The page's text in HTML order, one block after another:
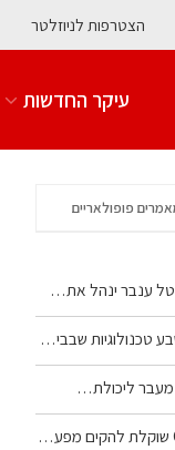
הצטרפות לניוזלטר
עיקר החדשות
פופולאריים